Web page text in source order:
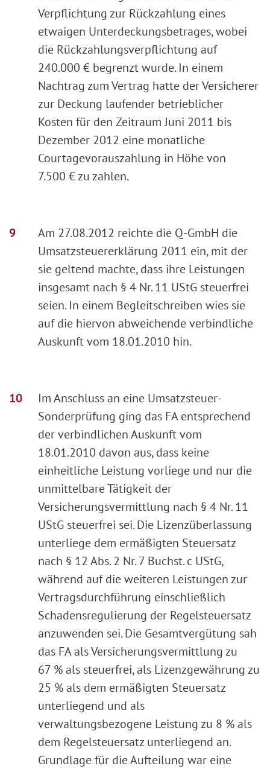
Verpflichtung zur Rückzahlung eines
etwaigen Unterdeckungsbetrages, wobei
die Rückzahlungsverpflichtung auf
240.000 € begrenzt wurde. In einem
Nachtrag zum Vertrag hatte der Versicherer
zur Deckung laufender betrieblicher
Kosten für den Zeitraum Juni 2011 bis
Dezember 2012 eine monatliche
Courtagevorauszahlung in Höhe von
7.500 € zu zahlen.
Am 27.08.2012 reichte die Q-GmbH die
Umsatzsteuererklärung 2011 ein, mit der
sie geltend machte, dass ihre Leistungen
insgesamt nach § 4 Nr. 11 UStG steuerfrei
seien. In einem Begleitschreiben wies sie
auf die hiervon abweichende verbindliche
Auskunft vom 18.01.2010 hin.
Im Anschluss an eine Umsatzsteuer-
Sonderprüfung ging das FA entsprechend
der verbindlichen Auskunft vom
18.01.2010 davon aus, dass keine
einheitliche Leistung vorliege und nur die
unmittelbare Tätigkeit der
Versicherungsvermittlung nach § 4 Nr. 11
UStG steuerfrei sei. Die Lizenzüberlassung
unterliege dem ermäßigten Steuersatz
nach § 12 Abs. 2 Nr. 7 Buchst. c UStG,
während auf die weiteren Leistungen zur
Vertragsdurchführung einschließlich
Schadensregulierung der Regelsteuersatz
anzuwenden sei. Die Gesamtvergütung sah
das FA als Versicherungsvermittlung zu
67 % als steuerfrei, als Lizenzgewährung zu
25 % als dem ermäßigten Steuersatz
unterliegend und als
verwaltungsbezogene Leistung zu 8 % als
dem Regelsteuersatz unterliegend an.
Grundlage für die Aufteilung war eine